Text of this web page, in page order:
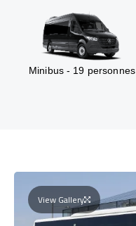
Minibus - 19 personnes
View Gallery